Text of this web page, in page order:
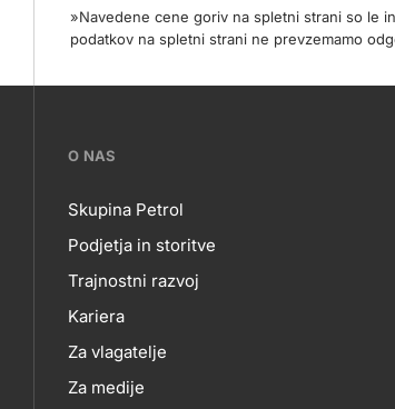
»Navedene cene goriv na spletni strani so le
podatkov na spletni strani ne prevzemamo
???
petrol-
skupno.footer-
title???
O NAS
O
NAS
Skupina Petrol
Podjetja in storitve
Trajnostni razvoj
Kariera
Za vlagatelje
Za medije